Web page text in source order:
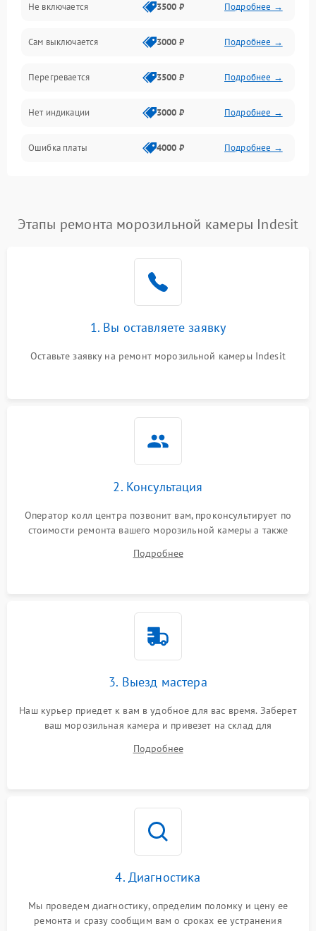
Не включается 3500 ₽ Подробнее →
Сам выключается 3000 ₽ Подробнее →
Перегревается 3500 ₽ Подробнее →
Нет индикации 3000 ₽ Подробнее →
Ошибка платы 4000 ₽ Подробнее →
Этапы ремонта морозильной камеры Indesit
1. Вы оставляете заявку
Оставьте заявку на ремонт морозильной камеры Indesit
2. Консультация
Оператор колл центра позвонит вам, проконсультирует по
стоимости ремонта вашего морозильной камеры а также
Подробнее
3. Выезд мастера
Наш курьер приедет к вам в удобное для вас время. Заберет
ваш морозильная камера и привезет на склад для
Подробнее
4. Диагностика
Мы проведем диагностику, определим поломку и цену ее
ремонта и сразу сообщим вам о сроках ее устранения